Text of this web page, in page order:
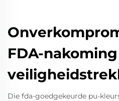
FDA-
Die fda-goedgekeurde pu-